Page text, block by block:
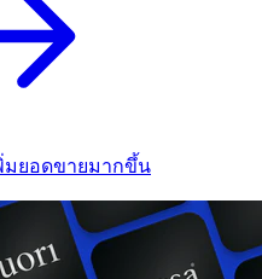
มยอดขายมากขึ้น